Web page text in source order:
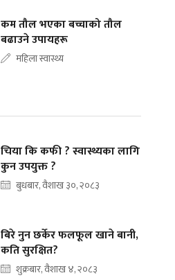
कम तौल भएका बच्चाको तौल
बढाउने उपायहरू
महिला स्वास्थ्य
चिया कि कफी ? स्वास्थ्यका लागि
कुन उपयुक्त ?
बुधबार, वैशाख ३०, २०८३
बिरे नुन छर्केर फलफूल खाने बानी,
कति सुरक्षित?
शुक्रबार, वैशाख ४, २०८३